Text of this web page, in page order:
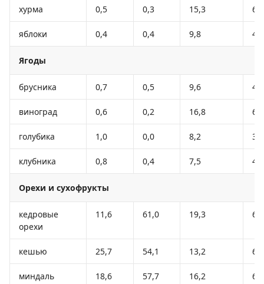
хурма 0,5 0,3 15,3 66
яблоки 0,4 0,4 9,8 47
Ягоды
брусника 0,7 0,5 9,6 43
виноград 0,6 0,2 16,8 65
голубика 1,0 0,0 8,2 35
клубника 0,8 0,4 7,5 41
Орехи и сухофрукты
кедровые
орехи
11,6 61,0 19,3
кешью 25,7 54,1 13,2
миндаль 18,6 57,7 16,2